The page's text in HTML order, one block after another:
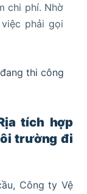
chi phí. Nhờ
phải gọi
thi công
tích hợp
trường đi
Công ty Vệ